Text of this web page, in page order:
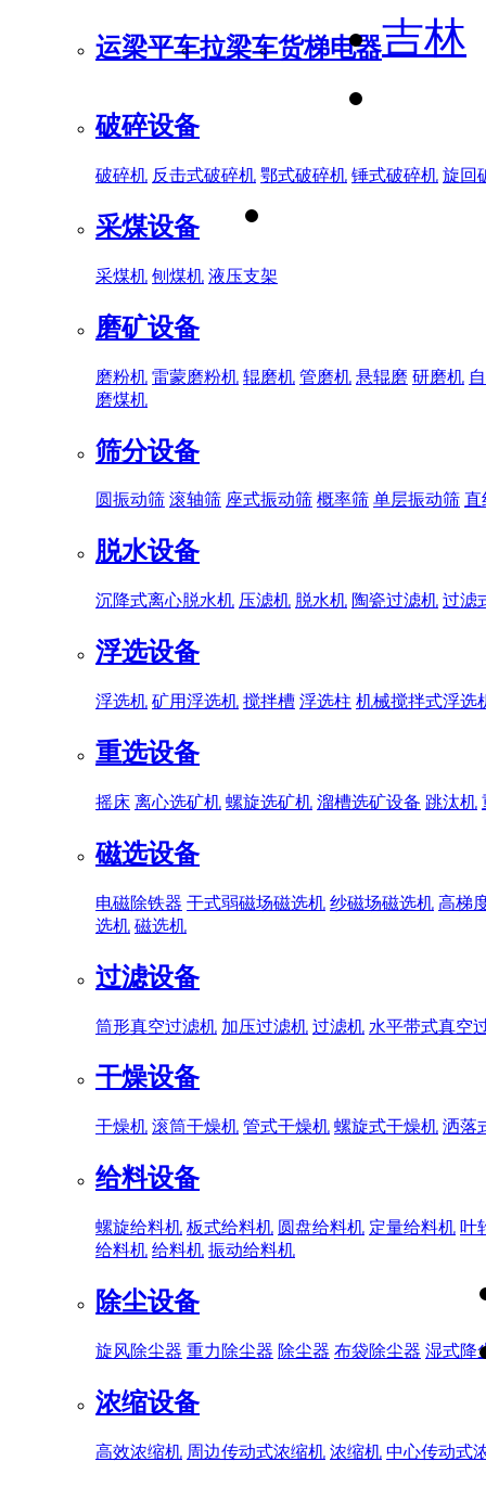
运梁平车拉梁车货梯电器
破碎设备
破碎机 反击式破碎机 鄂式破碎机 锤式破碎机 旋回
采煤设备
采煤机 刨煤机 液压支架
磨矿设备
磨粉机 雷蒙磨粉机 辊磨机 管磨机 悬辊磨 研磨机
磨煤机
筛分设备
圆振动筛 滚轴筛 座式振动筛 概率筛 单层振动筛 直
脱水设备
沉降式离心脱水机 压滤机 脱水机 陶瓷过滤机 过滤
浮选设备
浮选机 矿用浮选机 搅拌槽 浮选柱 机械搅拌式浮选
重选设备
摇床 离心选矿机 螺旋选矿机 溜槽选矿设备 跳汰机
磁选设备
电磁除铁器 干式弱磁场磁选机 纱磁场磁选机 高梯
选机 磁选机
过滤设备
筒形真空过滤机 加压过滤机 过滤机 水平带式真空
干燥设备
干燥机 滚筒干燥机 管式干燥机 螺旋式干燥机 洒落
给料设备
螺旋给料机 板式给料机 圆盘给料机 定量给料机 叶
给料机 给料机 振动给料机
除尘设备
旋风除尘器 重力除尘器 除尘器 布袋除尘器 湿式降
浓缩设备
高效浓缩机 周边传动式浓缩机 浓缩机 中心传动式
吉林